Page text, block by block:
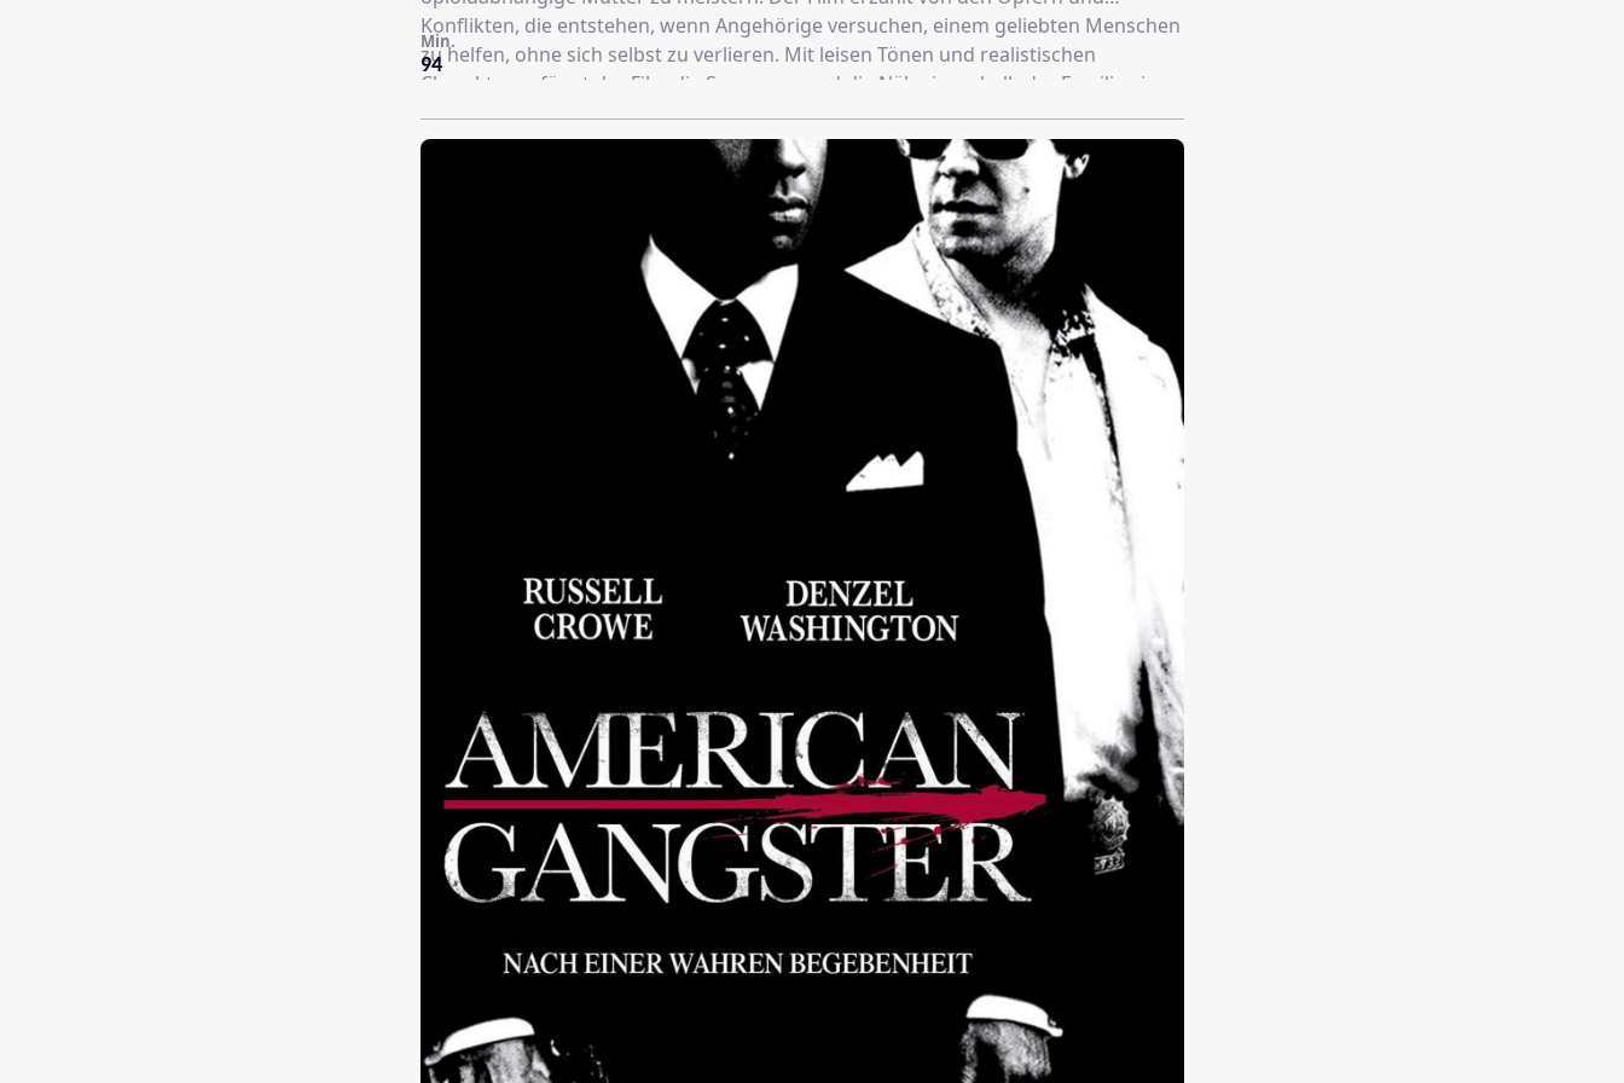
Konflikten, die entstehen, wenn Angehörige versuchen, einem geliebten Menschen
zu helfen, ohne sich selbst zu verlieren. Mit leisen Tönen und realistischen
Charakteren fängt der Film die Spannung und die Nähe innerhalb der Familie ein,
ohne in Klischees zu verfallen​
94
Min.